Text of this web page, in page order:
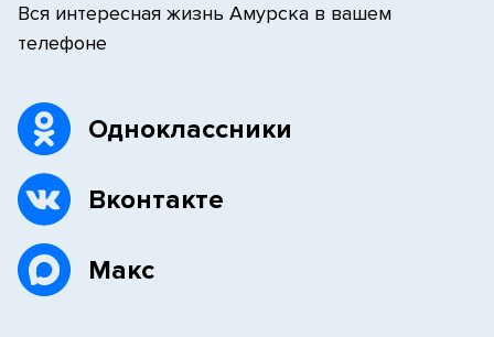
Вся интересная жизнь Амурска в вашем
телефоне
Одноклассники
Вконтакте
Макс